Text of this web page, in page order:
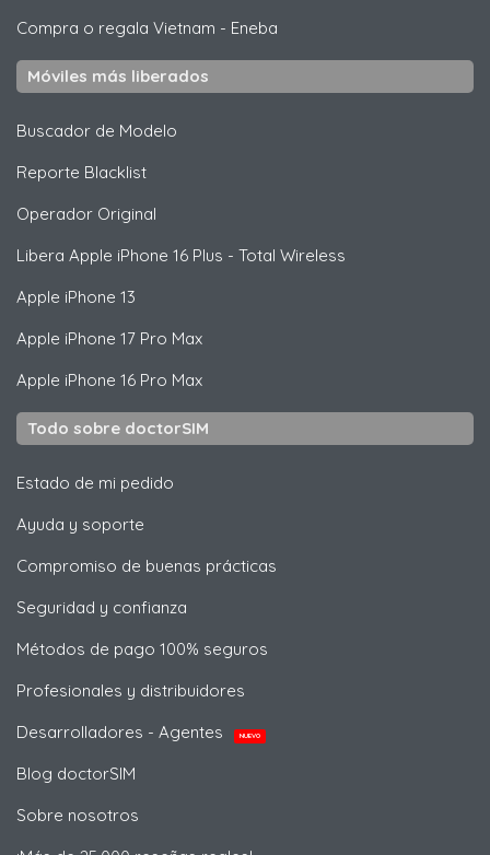
Compra o regala Vietnam - Eneba
Móviles más liberados
Buscador de Modelo
Reporte Blacklist
Operador Original
Libera Apple iPhone 16 Plus - Total Wireless
Apple iPhone 13
Apple iPhone 17 Pro Max
Apple iPhone 16 Pro Max
Todo sobre doctorSIM
Estado de mi pedido
Ayuda y soporte
Compromiso de buenas prácticas
Seguridad y confianza
Métodos de pago 100% seguros
Profesionales y distribuidores
Desarrolladores - Agentes
NUEVO
Blog doctorSIM
Sobre nosotros